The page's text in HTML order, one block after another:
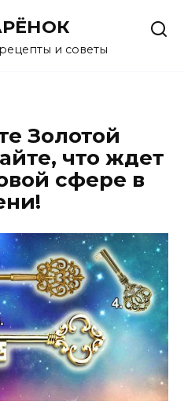
и советы
Золотой
что ждет
сфере в